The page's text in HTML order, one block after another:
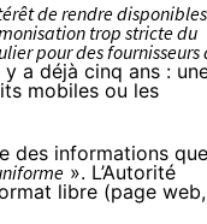
de rendre disponibles
trop stricte du
pour des fournisseurs
y a déjà cinq ans :
mobiles ou les
des informations
». L’Autorité
libre (page web,